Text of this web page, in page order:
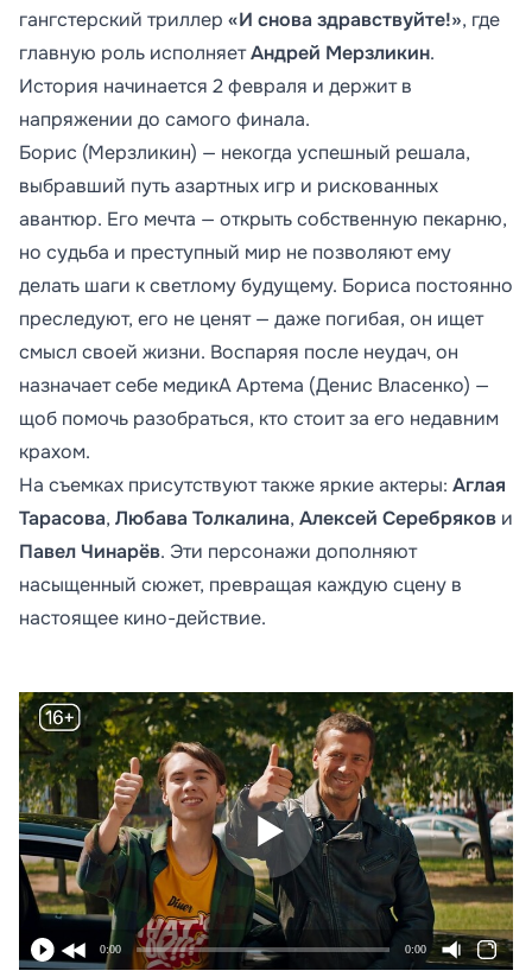
гангстерский триллер «И снова здравствуйте!», где
главную роль исполняетАндрей Мерзликин.
История начинается 2 февраля и держит в
напряжении до самого финала.
Борис (Мерзликин) — некогда успешный решала,
выбравший путь азартных игр и рискованных
авантюр. Его мечта — открыть собственную пекарню,
но судьба и преступный мир не позволяют ему
делать шаги к светлому будущему. Бориса постоянно
преследуют, его не ценят — даже погибая, он ищет
смысл своей жизни. Воспаряя после неудач, он
назначает себе медикА Артема (Денис Власенко) —
щоб помочь разобраться, кто стоит за его недавним
крахом.
На съемках присутствуют также яркие актеры: Аглая
Тарасова, Любава Толкалина, Алексей Серебряков и
Павел Чинарёв. Эти персонажи дополняют
насыщенный сюжет, превращая каждую сцену в
настоящее кино-действие.
0:00 0:00